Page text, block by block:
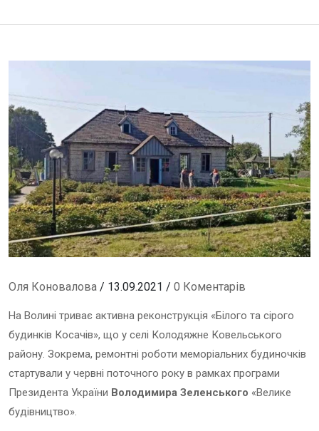
Оля Коновалова / 13.09.2021 / 0 Коментарів
На Волині триває активна реконструкція «Білого та сірого
будинків Косачів», що у селі Колодяжне Ковельського
району. Зокрема, ремонтні роботи меморіальних будиночків
стартували у червні поточного року в рамках програми
Президента України Володимира Зеленського «Велике
будівництво».